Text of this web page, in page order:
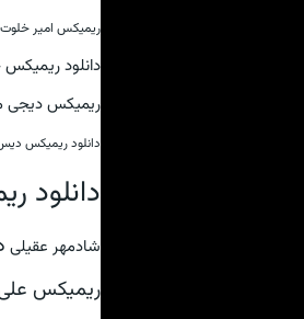
ریمیکس امیر خلوت
دانلود
ریمیکس دیجی
دانلود ریمیکس
دانلود
شادمهر عقیلی
ریمیکس